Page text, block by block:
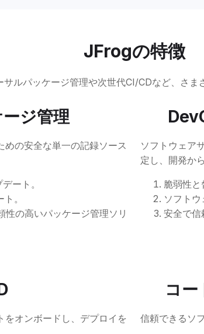
JFrogの特徴
ルパッケージ管理や次世代CI/CDなど、さま
ジ管理
の安全な単一の記録ソース
ート。
。
の高いパッケージ管理ソリ
ソフトウェア
定し、開発か
脆弱性
ソフトウ
安全で信
オンボードし、デプロイを
コ
信頼できるソ